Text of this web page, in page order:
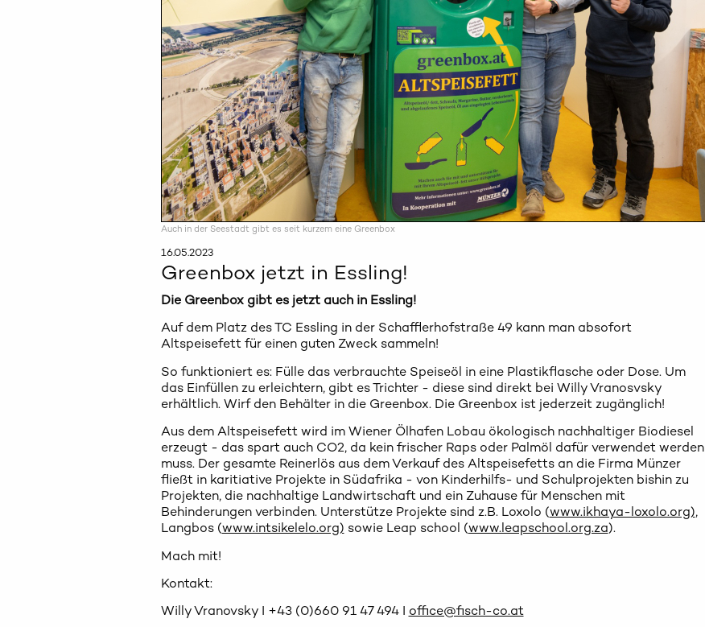
Auch in der Seestadt gibt es seit kurzem eine Greenbox
16.05.2023
Greenbox jetzt in Essling!
Die Greenbox gibt es jetzt auch in Essling!
Auf dem Platz des TC Essling in der Schafflerhofstraße 49 kann man absofort
Altspeisefett für einen guten Zweck sammeln!
So funktioniert es: Fülle das verbrauchte Speiseöl in eine Plastikflasche oder Dose. Um
das Einfüllen zu erleichtern, gibt es Trichter - diese sind direkt bei Willy Vranosvsky
erhältlich. Wirf den Behälter in die Greenbox. Die Greenbox ist jederzeit zugänglich!
Aus dem Altspeisefett wird im Wiener Ölhafen Lobau ökologisch nachhaltiger Biodiesel
erzeugt - das spart auch CO2, da kein frischer Raps oder Palmöl dafür verwendet werden
muss. Der gesamte Reinerlös aus dem Verkauf des Altspeisefetts an die Firma Münzer
fließt in karitiative Projekte in Südafrika - von Kinderhilfs- und Schulprojekten bishin zu
Projekten, die nachhaltige Landwirtschaft und ein Zuhause für Menschen mit
Behinderungen verbinden. Unterstütze Projekte sind z.B. Loxolo (www.ikhaya-loxolo.org),
Langbos (www.intsikelelo.org) sowie Leap school (www.leapschool.org.za).
Mach mit!
Kontakt:
Willy Vranovsky I +43 (0)660 91 47 494 I office@fisch-co.at